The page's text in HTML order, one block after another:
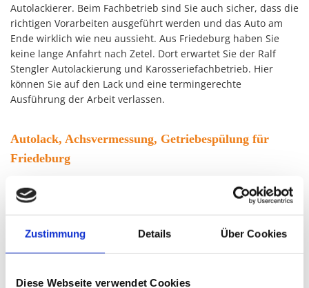
Zustimmung Details Über Cookies
Diese Webseite verwendet Cookies
Autolackierer. Beim Fachbetrieb sind Sie auch sicher, dass die
richtigen Vorarbeiten ausgeführt werden und das Auto am
Ende wirklich wie neu aussieht. Aus Friedeburg haben Sie
keine lange Anfahrt nach Zetel. Dort erwartet Sie der Ralf
Stengler Autolackierung und Karosseriefachbetrieb. Hier
können Sie auf den Lack und eine termingerechte
Ausführung der Arbeit verlassen.
Autolack, Achsvermessung, Getriebespülung für
Friedeburg
Beim Ralf Stengler Autolackierung und Karosseriefachbetrieb
sind erfahrene Fachleute tätig. Nicht nur bei Lackschäden
oder für eine Neulackierung vom geübten Autolackierer
können Sie hier Ihren Wagen abgeben. Unsere große
Fachwerkstatt in Zetel führt auch die verschiedensten